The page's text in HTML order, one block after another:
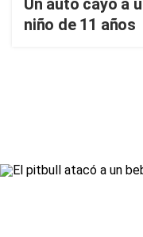
Un auto cayó a
niño de 11 años